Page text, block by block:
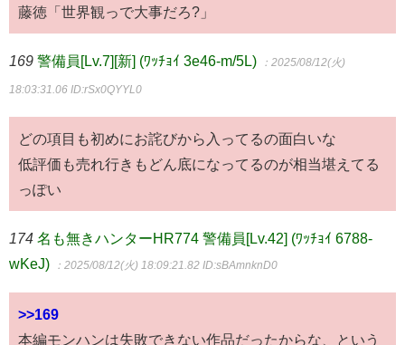
藤徳「世界観っで大事だろ?」
169 警備員[Lv.7][新] (ﾜｯﾁｮｲ 3e46-m/5L) ：2025/08/12(火)
18:03:31.06 ID:rSx0QYYL0
どの項目も初めにお詫びから入ってるの面白いな
低評価も売れ行きもどん底になってるのが相当堪えてる
っぽい
174 名も無きハンターHR774 警備員[Lv.42] (ﾜｯﾁｮｲ 6788-
wKeJ)
：2025/08/12(火) 18:09:21.82 ID:sBAmnknD0
>>169
本編モンハンは失敗できない作品だったからな、という